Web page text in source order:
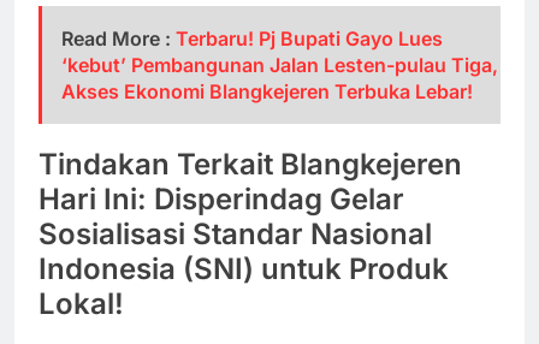
Read More : Terbaru! Pj Bupati Gayo Lues
‘kebut’ Pembangunan Jalan Lesten-pulau Tiga,
Akses Ekonomi Blangkejeren Terbuka Lebar!
Tindakan Terkait Blangkejeren
Hari Ini: Disperindag Gelar
Sosialisasi Standar Nasional
Indonesia (SNI) untuk Produk
Lokal!